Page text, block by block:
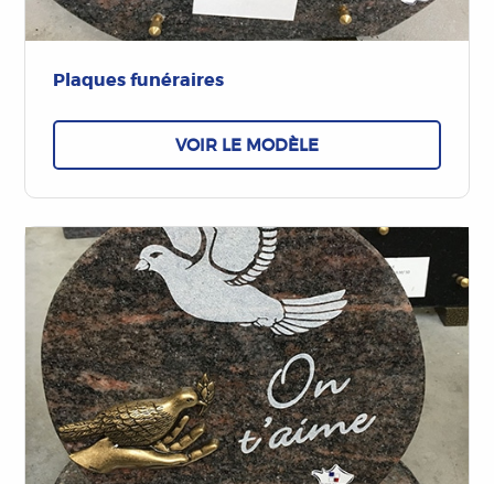
Plaques funéraires
VOIR LE MODÈLE